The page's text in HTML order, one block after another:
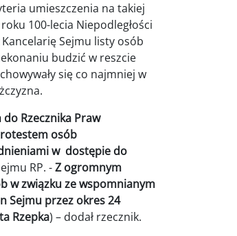
umieszczenia na takiej
100-lecia Niepodległości
Sejmu listy osób
budzić w reszcie
się co najmniej w
Rzecznika Praw
osób
w dostępie do
RP. -Z ogromnym
w związku ze wspomnianym
Sejmu przez okres 24
Rzepka) – dodał rzecznik.